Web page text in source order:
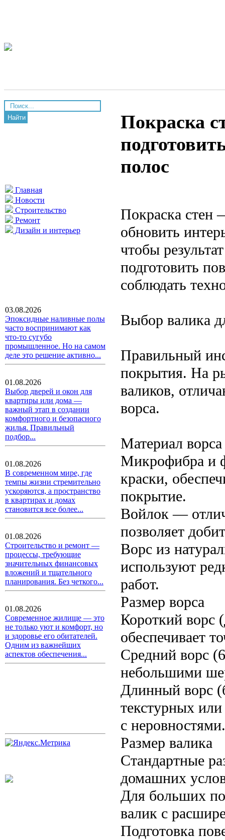
Найти
Главная
Новости
Строительство
Ремонт
Дизайн и интерьер
03.08.2026
Эпоксидные наливные полы
часто воспринимают как
что-то сугубо
промышленное. Но на самом
деле это решение активно...
01.08.2026
Выбор дверей и окон для
квартиры или дома —
важный этап в создании
комфортного и безопасного
жилья. Правильный
подбор...
01.08.2026
В современном мире, где
темпы жизни стремительно
ускоряются, а пространство
в квартирах и домах
становится все более...
01.08.2026
Строительство и ремонт —
процессы, требующие
значительных финансовых
вложений и тщательного
планирования. Без четкого...
01.08.2026
Современное жилище — это
не только уют и комфорт, но
и здоровье его обитателей.
Одним из важнейших
аспектов обеспечения...
Покраска
полос
Покраска стен
обновить
чтобы
подготовить
соблюдать
Выбор валика
Правильный
покрытия. На
валиков,
ворса.
Материал ворса
Микрофибра и
краски,
покрытие.
Войлок —
позволяет
Ворс из
используют
работ.
Размер ворса
Короткий ворс
обеспечивает
Средний ворс
небольшими
Длинный ворс
текстурных
с неровностями.
Размер валика
Стандартные
домашних
Для больших
валик с
Подготовка